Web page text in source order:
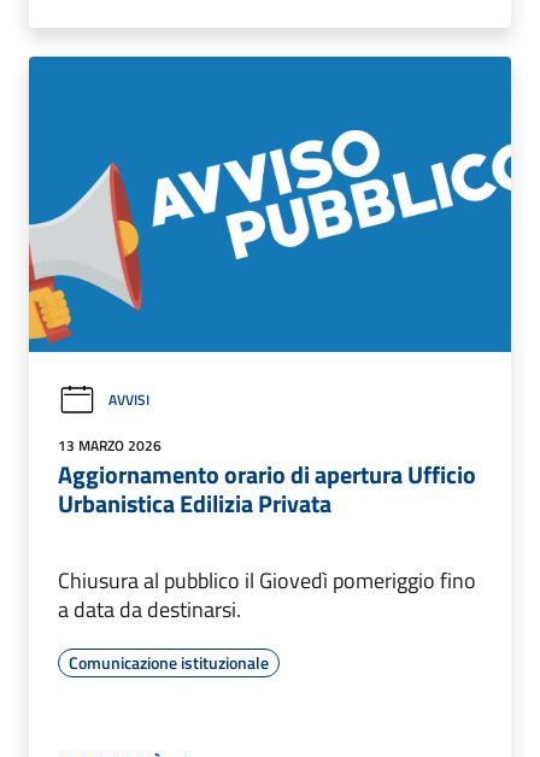
AVVISI
13 MARZO 2026
Aggiornamento orario di apertura Ufficio
Urbanistica Edilizia Privata
Chiusura al pubblico il Giovedì pomeriggio fino
a data da destinarsi.
Comunicazione istituzionale